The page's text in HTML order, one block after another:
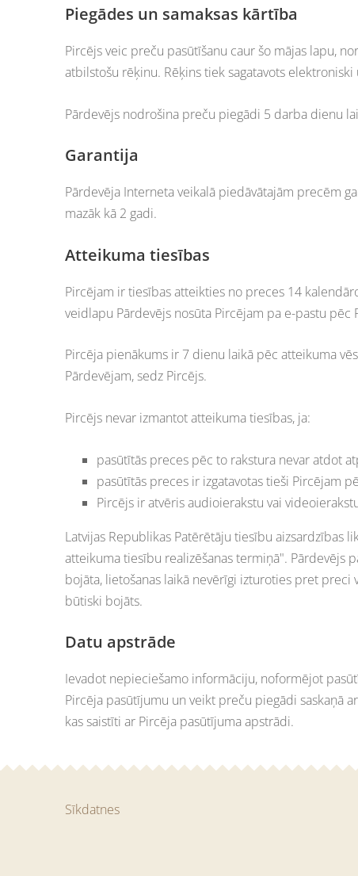
Piegādes un samaksas kārtība
Pircējs veic preču pasūtīšanu caur šo mājas lapu,
atbilstošu rēķinu. Rēķins tiek sagatavots
Pārdevējs nodrošina preču piegādi 5 darba dienu
Garantija
Pārdevēja Interneta veikalā piedāvātajām precēm
mazāk kā 2 gadi.
Atteikuma tiesības
Pircējam ir tiesības atteikties no preces 14
veidlapu Pārdevējs nosūta Pircējam pa e-pastu pēc
Pircēja pienākums ir 7 dienu laikā pēc atteikuma
Pārdevējam, sedz Pircējs.
Pircējs nevar izmantot atteikuma tiesības, ja:
pasūtītās preces pēc to rakstura nevar atdot
pasūtītās preces ir izgatavotas tieši Pircējam
Pircējs ir atvēris audioierakstu vai
Latvijas Republikas Patērētāju tiesību aizsardzības
atteikuma tiesību realizēšanas termiņā". Pārdevējs
bojāta, lietošanas laikā nevērīgi izturoties pret
būtiski bojāts.
Datu apstrāde
Ievadot nepieciešamo informāciju, noformējot
Pircēja pasūtījumu un veikt preču piegādi saskaņā
kas saistīti ar Pircēja pasūtījuma apstrādi.
Sīkdatnes